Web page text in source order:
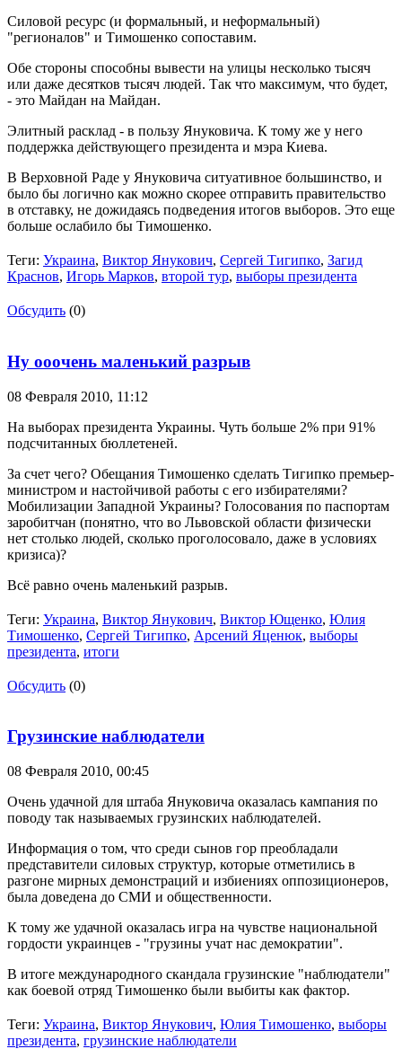
Силовой ресурс (и формальный, и неформальный)
"регионалов" и Тимошенко сопоставим.
Обе стороны способны вывести на улицы несколько тысяч
или даже десятков тысяч людей. Так что максимум, что будет,
- это Майдан на Майдан.
Элитный расклад - в пользу Януковича. К тому же у него
поддержка действующего президента и мэра Киева.
В Верховной Раде у Януковича ситуативное большинство, и
было бы логично как можно скорее отправить правительство
в отставку, не дожидаясь подведения итогов выборов. Это еще
больше ослабило бы Тимошенко.
Теги: Украина, Виктор Янукович, Сергей Тигипко, Загид
Краснов, Игорь Марков, второй тур, выборы президента
Обсудить (0)
Ну ооочень маленький разрыв
08 Февраля 2010, 11:12
На выборах президента Украины. Чуть больше 2% при 91%
подсчитанных бюллетеней.
За счет чего? Обещания Тимошенко сделать Тигипко премьер-
министром и настойчивой работы с его избирателями?
Мобилизации Западной Украины? Голосования по паспортам
заробитчан (понятно, что во Львовской области физически
нет столько людей, сколько проголосовало, даже в условиях
кризиса)?
Всё равно очень маленький разрыв.
Теги: Украина, Виктор Янукович, Виктор Ющенко, Юлия
Тимошенко, Сергей Тигипко, Арсений Яценюк, выборы
президента, итоги
Обсудить (0)
Грузинские наблюдатели
08 Февраля 2010, 00:45
Очень удачной для штаба Януковича оказалась кампания по
поводу так называемых грузинских наблюдателей.
Информация о том, что среди сынов гор преобладали
представители силовых структур, которые отметились в
разгоне мирных демонстраций и избиениях оппозиционеров,
была доведена до СМИ и общественности.
К тому же удачной оказалась игра на чувстве национальной
гордости украинцев - "грузины учат нас демократии".
В итоге международного скандала грузинские "наблюдатели"
как боевой отряд Тимошенко были выбиты как фактор.
Теги: Украина, Виктор Янукович, Юлия Тимошенко, выборы
президента, грузинские наблюдатели